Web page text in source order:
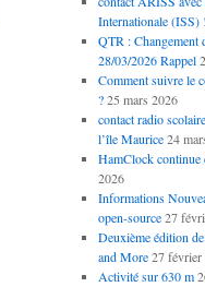
Internationale (ISS) !
QTR : Changement
28/03/2026 Rappel
Comment suivre le
? 25 mars 2026
contact radio
l’île Maurice 24
HamClock continue
2026
Informations
open-source 27
Deuxième édition
and More 27 février
Activité sur 630 m